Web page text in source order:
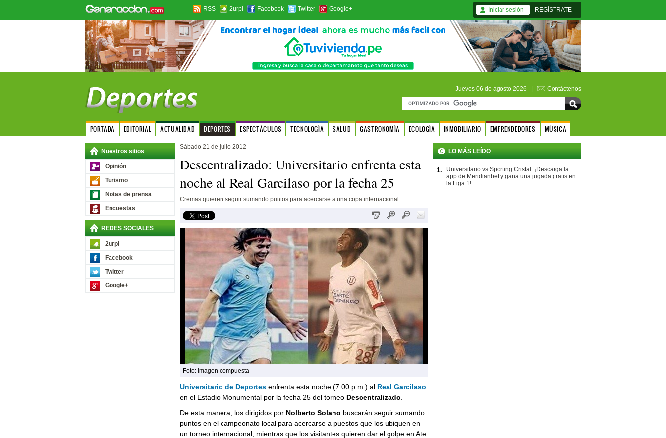
RSS 2urpi Facebook Twitter Google+ Iniciar sesión REGÍSTRATE
Jueves 06 de agosto 2026 | Contáctenos
PORTADA EDITORIAL ACTUALIDAD DEPORTES ESPECTÁCULOS TECNOLOGÍA SALUD GASTRONOMÍA ECOLOGÍA INMOBILIARIO EMPRENDEDORES MÚSICA
Nuestros sitios
Opinión
Turismo
Notas de prensa
Encuestas
REDES SOCIALES
2urpi
Facebook
Twitter
Google+
Sábado 21 de julio 2012
Descentralizado: Universitario enfrenta esta
noche al Real Garcilaso por la fecha 25
Cremas quieren seguir sumando puntos para acercarse a una copa internacional.
Foto: Imagen compuesta
Universitario de Deportes enfrenta esta noche (7:00 p.m.) al Real Garcilaso
en el Estadio Monumental por la fecha 25 del torneo Descentralizado
De esta manera, los dirigidos por Nolberto Solano buscarán seguir sumando
puntos en el campeonato local para acercarse a puestos que los ubiquen en
un torneo internacional, mientras que los visitantes quieren dar el golpe en Ate
LO MÁS LEÍDO
1.
Universitario vs Sporting Cristal: ¡Descarga la
app de Meridianbet y gana una jugada gratis en
la Liga 1!